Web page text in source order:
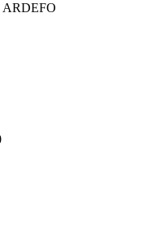
ARDEFO